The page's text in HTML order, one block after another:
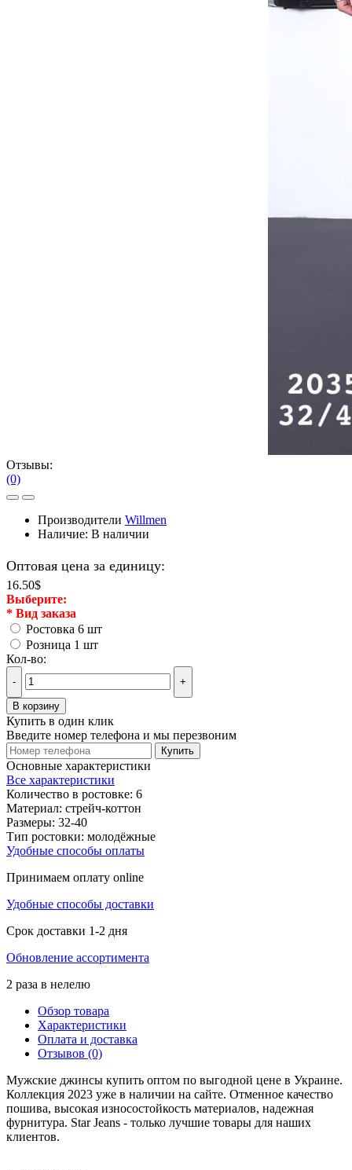
Отзывы:
(0)
Производители Willmen
Наличие: В наличии
Оптовая цена за единицу:
16.50$
Выберите:
* Вид заказа
Ростовка 6 шт
Розница 1 шт
Кол-во:
- +
В корзину
Купить в один клик
Введите номер телефона и мы перезвоним
Купить
Основные характеристики
Все характеристики
Количество в ростовке: 6
Материал: стрейч-коттон
Размеры: 32-40
Тип ростовки: молодёжные
Удобные способы оплаты
Принимаем оплату online
Удобные способы доставки
Срок доставки 1-2 дня
Обновление ассортимента
2 раза в нелелю
Обзор товара
Характеристики
Оплата и доставка
Отзывов (0)
Мужские джинсы купить оптом по выгодной цене в Украине.
Коллекция 2023 уже в наличии на сайте. Отменное качество
пошива, высокая износостойкость материалов, надежная
фурнитура. Star Jeans - только лучшие товары для наших
клиентов.